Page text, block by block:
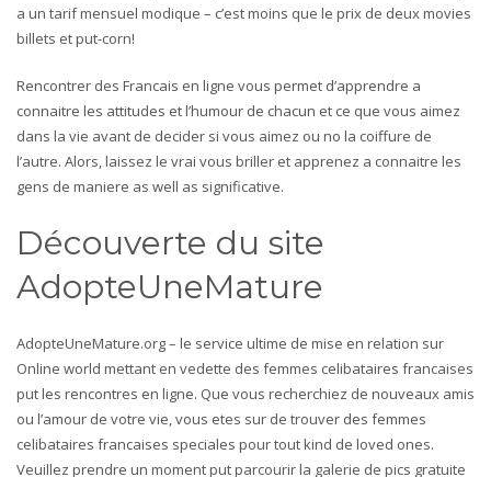
a un tarif mensuel modique – c’est moins que le prix de deux movies
billets et put-corn!
Rencontrer des Francais en ligne vous permet d’apprendre a
connaitre les attitudes et l’humour de chacun et ce que vous aimez
dans la vie avant de decider si vous aimez ou no la coiffure de
l’autre. Alors, laissez le vrai vous briller et apprenez a connaitre les
gens de maniere as well as significative.
Découverte du site
AdopteUneMature
AdopteUneMature.org – le service ultime de mise en relation sur
Online world mettant en vedette des femmes celibataires francaises
put les rencontres en ligne. Que vous recherchiez de nouveaux amis
ou l’amour de votre vie, vous etes sur de trouver des femmes
celibataires francaises speciales pour tout kind de loved ones.
Veuillez prendre un moment put parcourir la galerie de pics gratuite